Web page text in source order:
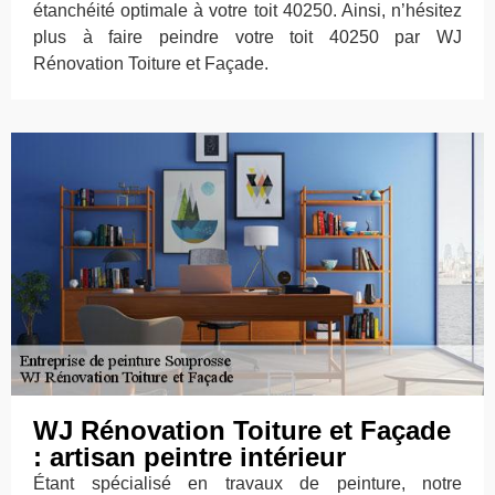
étanchéité optimale à votre toit 40250. Ainsi, n’hésitez
plus à faire peindre votre toit 40250 par WJ
Rénovation Toiture et Façade.
WJ Rénovation Toiture et Façade
: artisan peintre intérieur
Étant spécialisé en travaux de peinture, notre